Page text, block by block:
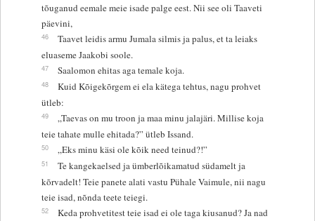
tõuganud eemale meie isade palge eest. Nii see oli Taaveti
päevini,
46
Taavet leidis armu Jumala silmis ja palus, et ta leiaks
eluaseme Jaakobi soole.
47 Saalomon ehitas aga temale koja.
48
Kuid Kõigekõrgem ei ela kätega tehtus, nagu prohvet
ütleb:
49
„Taevas on mu troon ja maa minu jalajäri. Millise koja
teie tahate mulle ehitada?” ütleb Issand.
50 „Eks minu käsi ole kõik need teinud?!”
51
Te kangekaelsed ja ümberlõikamatud südamelt ja
kõrvadelt! Teie panete alati vastu Pühale Vaimule, nii nagu
teie isad, nõnda teete teiegi.
52
Keda prohvetitest teie isad ei ole taga kiusanud? Ja nad